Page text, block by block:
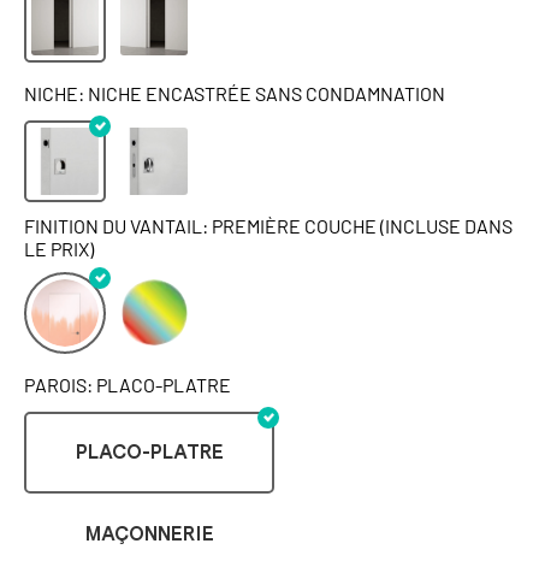
NICHE: NICHE ENCASTRÉE SANS CONDAMNATION
FINITION DU VANTAIL: PREMIÈRE COUCHE (INCLUSE DANS
LE PRIX)
PAROIS: PLACO-PLATRE
PLACO-PLATRE
MAÇONNERIE